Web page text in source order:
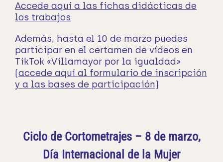
Accede aquí a las fichas didácticas de
los trabajos
Además, hasta el 10 de marzo puedes
participar en el certamen de vídeos en
TikTok «Villamayor por la igualdad»
(accede aquí al formulario de inscripción
y a las bases de participación)
Ciclo de Cortometrajes – 8 de marzo,
Día Internacional de la Mujer